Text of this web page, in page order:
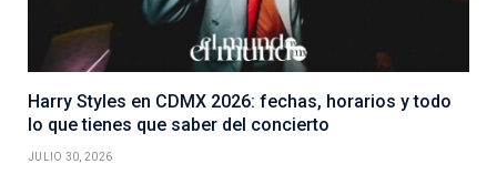
Harry Styles en CDMX 2026: fechas, horarios y todo
lo que tienes que saber del concierto
JULIO 30, 2026